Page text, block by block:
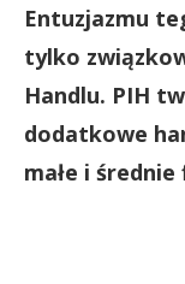
Entuzjazmu
tylko
Handlu. PIH
dodatkowe
małe i